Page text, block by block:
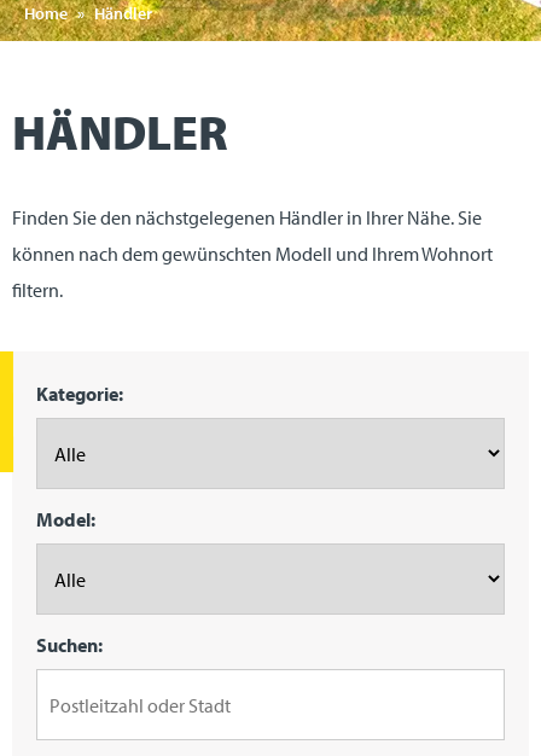
Home » Händler
HÄNDLER
Finden Sie den nächstgelegenen Händler in Ihrer Nähe. Sie
können nach dem gewünschten Modell und Ihrem Wohnort
filtern.
Kategorie:
Model:
Suchen: